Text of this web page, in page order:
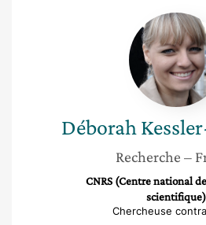
Déborah
Recherche –
CNRS (Centre national
scientifique)
Chercheuse